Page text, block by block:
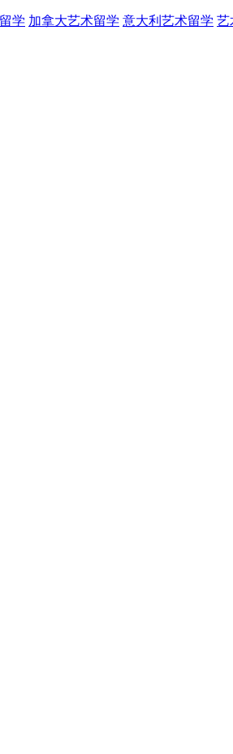
学 加拿大艺术留学 意大利艺术留学 艺